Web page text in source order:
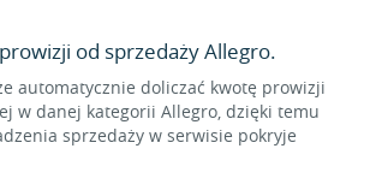
od sprzedaży Allegro.
automatycznie doliczać kwotę prowizji
w danej kategorii Allegro, dzięki temu
sprzedaży w serwisie pokryje